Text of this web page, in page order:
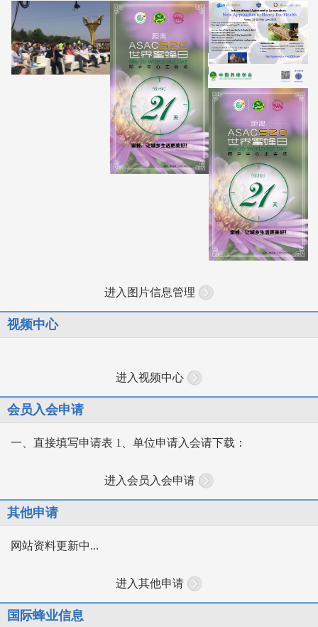
进入图片信息管理
视频中心
进入视频中心
会员入会申请
一、直接填写申请表 1、单位申请入会请下载：
进入会员入会申请
其他申请
网站资料更新中...
进入其他申请
国际蜂业信息